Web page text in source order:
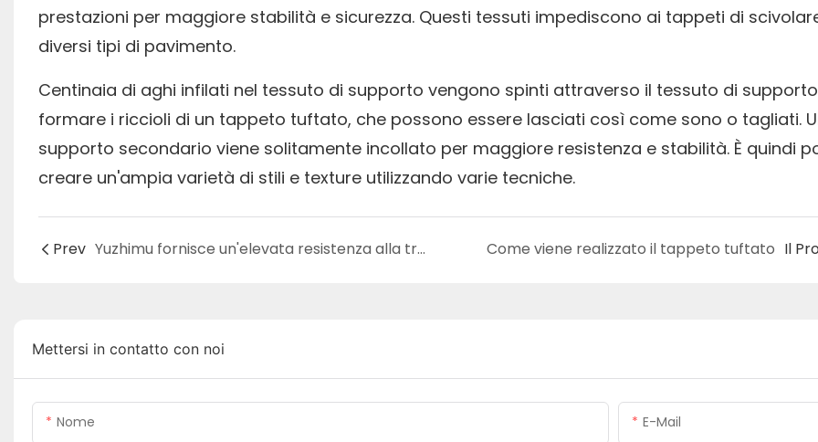
prestazioni per maggiore stabilità e sicurezza. Questi tessuti impediscono ai tappeti di
diversi tipi di pavimento.
Centinaia di aghi infilati nel tessuto di supporto vengono spinti attraverso il tessuto di
formare i riccioli di un tappeto tuftato, che possono essere lasciati così come sono o tagliati.
supporto secondario viene solitamente incollato per maggiore resistenza e stabilità. È quindi
creare un'ampia varietà di stili e texture utilizzando varie tecniche.
Prev Yuzhimu fornisce un'elevata resistenza alla trazione e un basso grado di estensione Come viene realizzato il tappeto tuftato Il
Mettersi in contatto con noi
Nome E-Mail